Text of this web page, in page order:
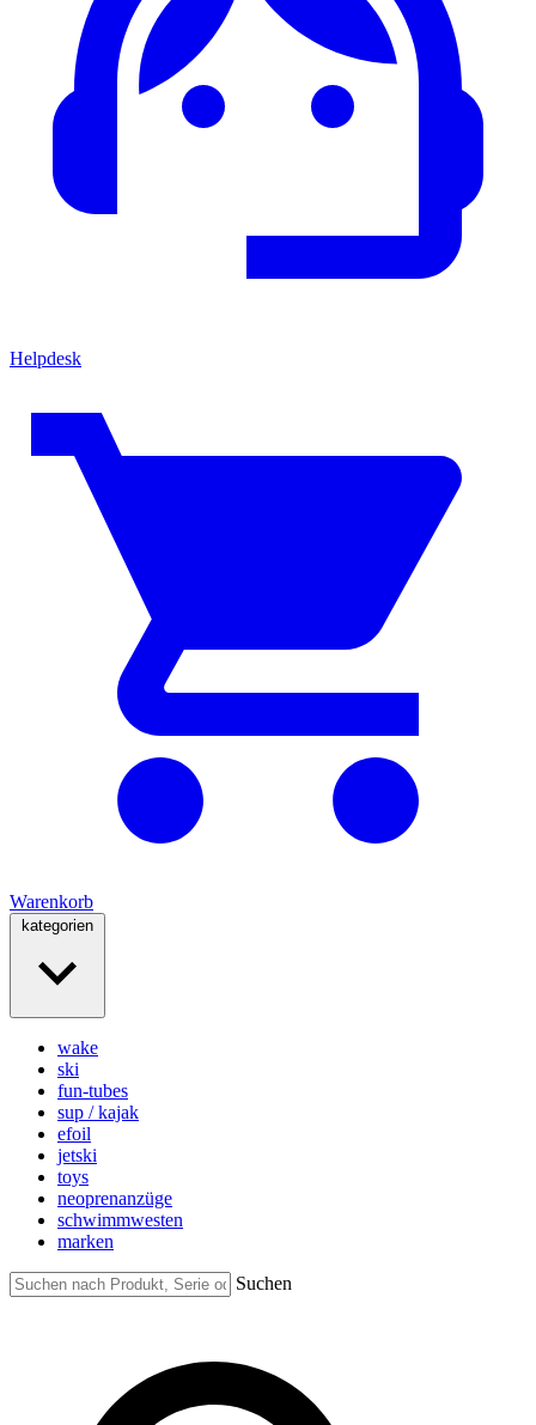
Helpdesk
Warenkorb
kategorien
wake
ski
fun-tubes
sup / kajak
efoil
jetski
toys
neoprenanzüge
schwimmwesten
marken
Suchen